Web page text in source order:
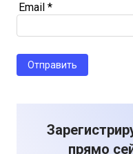
Email *
прямо